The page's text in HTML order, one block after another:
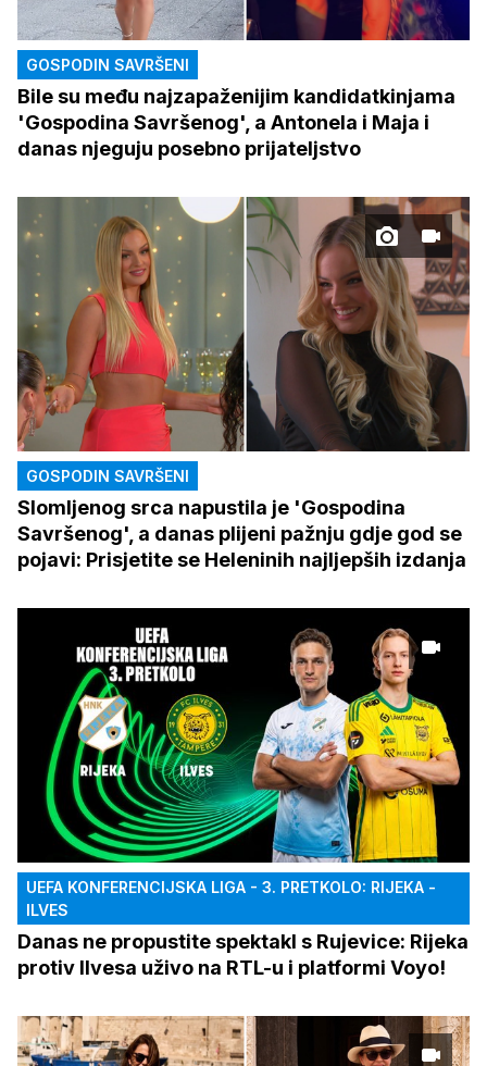
GOSPODIN SAVRŠENI
Bile su među najzapaženijim kandidatkinjama
'Gospodina Savršenog', a Antonela i Maja i
danas njeguju posebno prijateljstvo
GOSPODIN SAVRŠENI
Slomljenog srca napustila je 'Gospodina
Savršenog', a danas plijeni pažnju gdje god se
pojavi: Prisjetite se Heleninih najljepših izdanja
UEFA KONFERENCIJSKA LIGA - 3. PRETKOLO: RIJEKA -
ILVES
Danas ne propustite spektakl s Rujevice: Rijeka
protiv Ilvesa uživo na RTL-u i platformi Voyo!